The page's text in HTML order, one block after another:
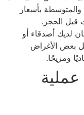
بأسعار
الحجز.
أصدقاء أو
الأغراض